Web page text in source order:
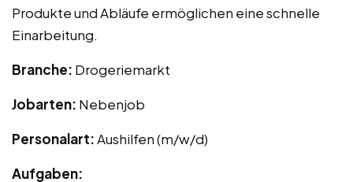
Produkte und Abläufe ermöglichen eine schnelle
Einarbeitung.
Branche: Drogeriemarkt
Jobarten: Nebenjob
Personalart:Aushilfen (m/w/d)
Aufgaben: